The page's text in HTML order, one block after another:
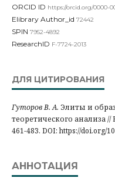
ORCID ID https://orcid.org/0000-
Elibrary Author_id 72442
SPIN 7952-4892
ResearchID F-7724-2013
ДЛЯ ЦИТИРОВАНИЯ
Гуторов В. А. Элиты и
теоретического анализа
461-483. DOI: https://doi.org/
АННОТАЦИЯ